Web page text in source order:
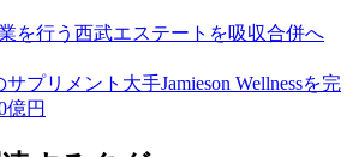
を行う西武エステートを吸収合併へ
プリメント大手Jamieson Wellnessを完
億円